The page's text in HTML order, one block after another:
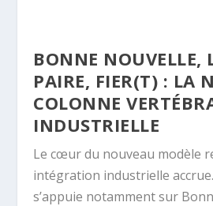
BONNE NOUVELLE,
PAIRE, FIER(T) : LA
COLONNE
INDUSTRIELLE
Le cœur du nouveau modèle
intégration industrielle
s’appuie notamment sur